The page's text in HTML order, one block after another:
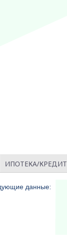
ИПОТЕКА/КРЕДИТ
данные: